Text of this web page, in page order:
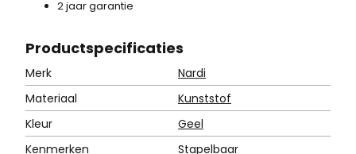
2 jaar garantie
Productspecificaties
Merk
Nardi
Materiaal
Kunststof
Kleur
Geel
Kenmerken
Stapelbaar